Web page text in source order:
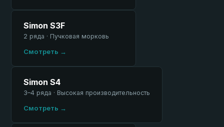
Simon S3F
2 ряда · Пучковая морковь
Смотреть →
Simon S4
3–4 ряда · Высокая производительность
Смотреть →